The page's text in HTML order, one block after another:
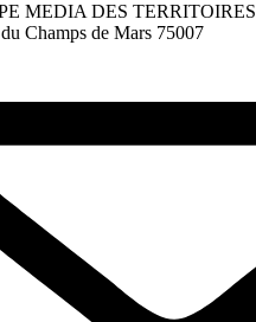
MEDIA DES TERRITOIRES
Champs de Mars 75007